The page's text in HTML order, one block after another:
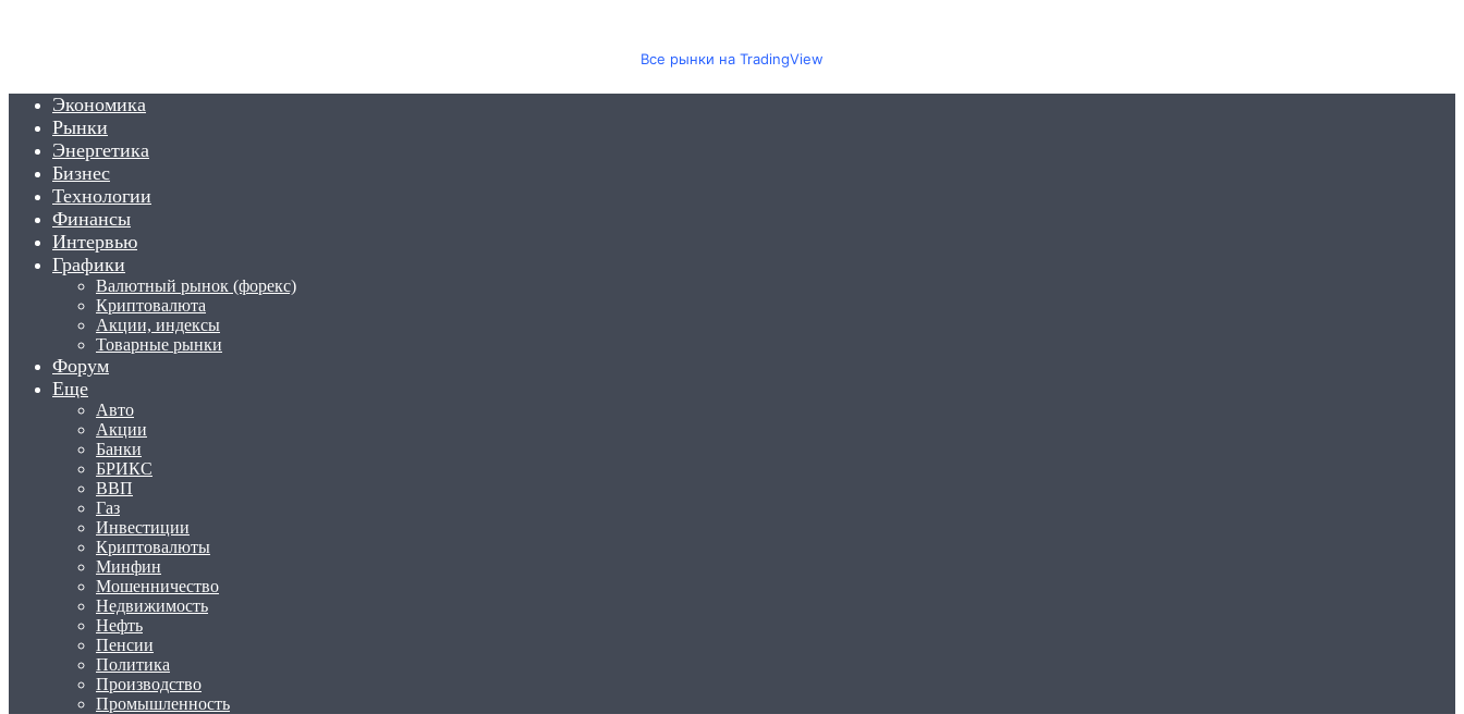
Все рынки на TradingView
Экономика
Рынки
Энергетика
Бизнес
Технологии
Финансы
Интервью
Графики
Валютный рынок (форекс)
Криптовалюта
Акции, индексы
Товарные рынки
Форум
Еще
Авто
Акции
Банки
БРИКС
ВВП
Газ
Инвестиции
Криптовалюты
Минфин
Мошенничество
Недвижимость
Нефть
Пенсии
Политика
Производство
Промышленность